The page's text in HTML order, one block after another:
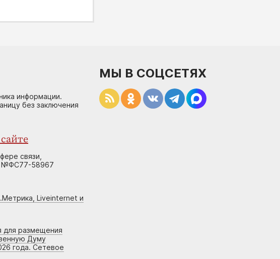
информации.
без заключения
связи,
№ФС77-58967
Liveinternet и
для размещения
Думу
года. Сетевое
МЫ В СОЦСЕТЯХ